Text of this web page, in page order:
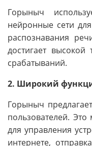
Горыныч
нейронные сети
распознавания
достигает
срабатываний.
2. Широкий
Горыныч
пользователей.
для управления
интернете,